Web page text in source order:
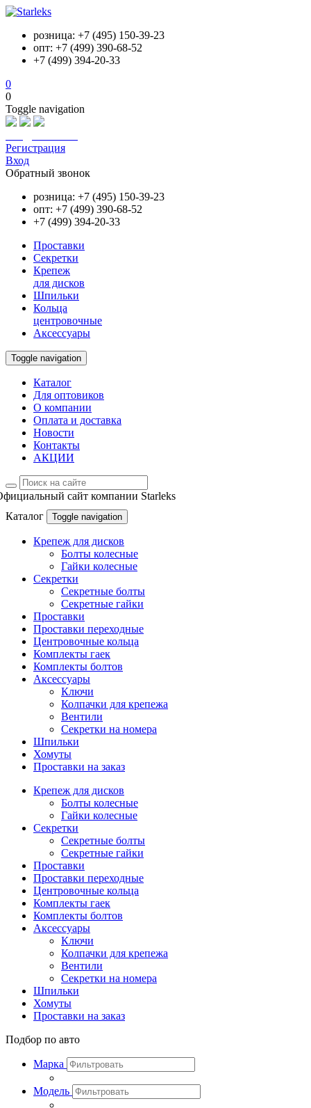
розница: +7 (495) 150-39-23
опт: +7 (499) 390-68-52
+7 (499) 394-20-33
0
0
Toggle navigation
Регистрация
Вход
Обратный звонок
розница: +7 (495) 150-39-23
опт: +7 (499) 390-68-52
+7 (499) 394-20-33
Проставки
Секретки
Крепеж
для дисков
Шпильки
Кольца
центровочные
Аксессуары
Toggle navigation
Каталог
Для оптовиков
О компании
Оплата и доставка
Новости
Контакты
АКЦИИ
сайт компании Starleks
Каталог
Toggle navigation
Крепеж для дисков
Болты колесные
Гайки колесные
Секретки
Секретные болты
Секретные гайки
Проставки
Проставки переходные
Центровочные кольца
Комплекты гаек
Комплекты болтов
Аксессуары
Ключи
Колпачки для крепежа
Вентили
Секретки на номера
Шпильки
Хомуты
Проставки на заказ
Крепеж для дисков
Болты колесные
Гайки колесные
Секретки
Секретные болты
Секретные гайки
Проставки
Проставки переходные
Центровочные кольца
Комплекты гаек
Комплекты болтов
Аксессуары
Ключи
Колпачки для крепежа
Вентили
Секретки на номера
Шпильки
Хомуты
Проставки на заказ
Подбор по авто
Марка
Модель